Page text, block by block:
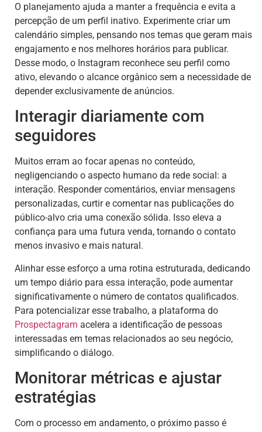
O planejamento ajuda a manter a frequência e evita a
percepção de um perfil inativo. Experimente criar um
calendário simples, pensando nos temas que geram mais
engajamento e nos melhores horários para publicar.
Desse modo, o Instagram reconhece seu perfil como
ativo, elevando o alcance orgânico sem a necessidade de
depender exclusivamente de anúncios.
Interagir diariamente com
seguidores
Muitos erram ao focar apenas no conteúdo,
negligenciando o aspecto humano da rede social: a
interação. Responder comentários, enviar mensagens
personalizadas, curtir e comentar nas publicações do
público-alvo cria uma conexão sólida. Isso eleva a
confiança para uma futura venda, tornando o contato
menos invasivo e mais natural.
Alinhar esse esforço a uma rotina estruturada, dedicando
um tempo diário para essa interação, pode aumentar
significativamente o número de contatos qualificados.
Para potencializar esse trabalho, a plataforma do
Prospectagram acelera a identificação de pessoas
interessadas em temas relacionados ao seu negócio,
simplificando o diálogo.
Monitorar métricas e ajustar
estratégias
Com o processo em andamento, o próximo passo é